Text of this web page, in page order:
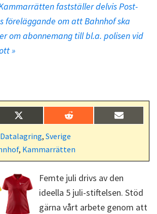
fastställer delvis Post-
föreläggande om att Bahnhof ska
om abonnemang till bl.a. polisen vid
»
Dela
på
X
(
T
w
i
t
e
r
)
Dela
på
R
e
i
t
Dela
på
E
-
t
Datalagring, Sverige
, Kammarrätten
Femte juli drivs av den
ideella 5 juli-stiftelsen. Stöd
gärna vårt arbete genom att